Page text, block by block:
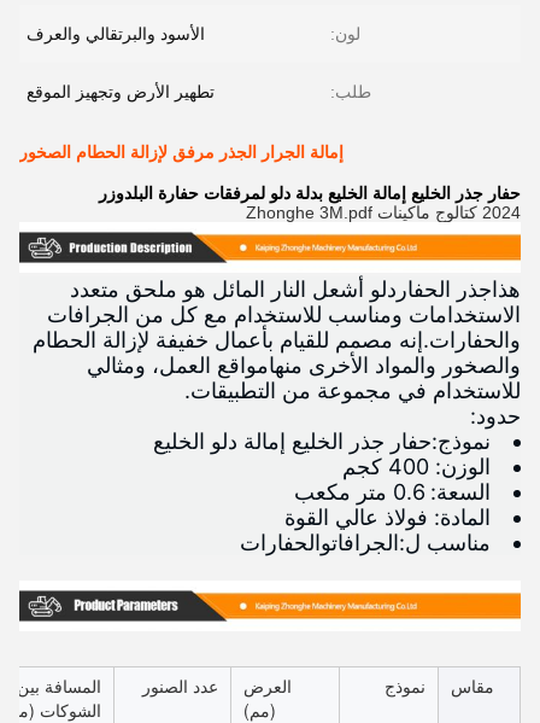
لون: الأسود والبرتقالي والعرف
طلب: تطهير الأرض وتجهيز الموقع
إمالة الجرار الجذر مرفق لإزالة الحطام الصخور
حفار جذر الخليع إمالة الخليع بدلة دلو لمرفقات حفارة البلدوزر
2024 كتالوج ماكينات Zhonghe 3M.pdf
هذاجذر الحفار دلو أشعل النار المائل هو ملحق متعدد
الاستخدامات ومناسب للاستخدام مع كل من الجرافات
والحفارات.إنه مصمم للقيام بأعمال خفيفة لإزالة الحطام
والصخور والمواد الأخرى منهامواقع العمل، ومثالي
للاستخدام في مجموعة من التطبيقات.
حدود:
نموذج:حفار جذر الخليع إمالة دلو الخليع
الوزن: 400 كجم
السعة: 0.6 متر مكعب
المادة: فولاذ عالي القوة
مناسب ل:الجرافاتوالحفارات
مقاس نموذج
العرض
(مم)
عدد الصنور
المسافة بين
الشوكات (مم)